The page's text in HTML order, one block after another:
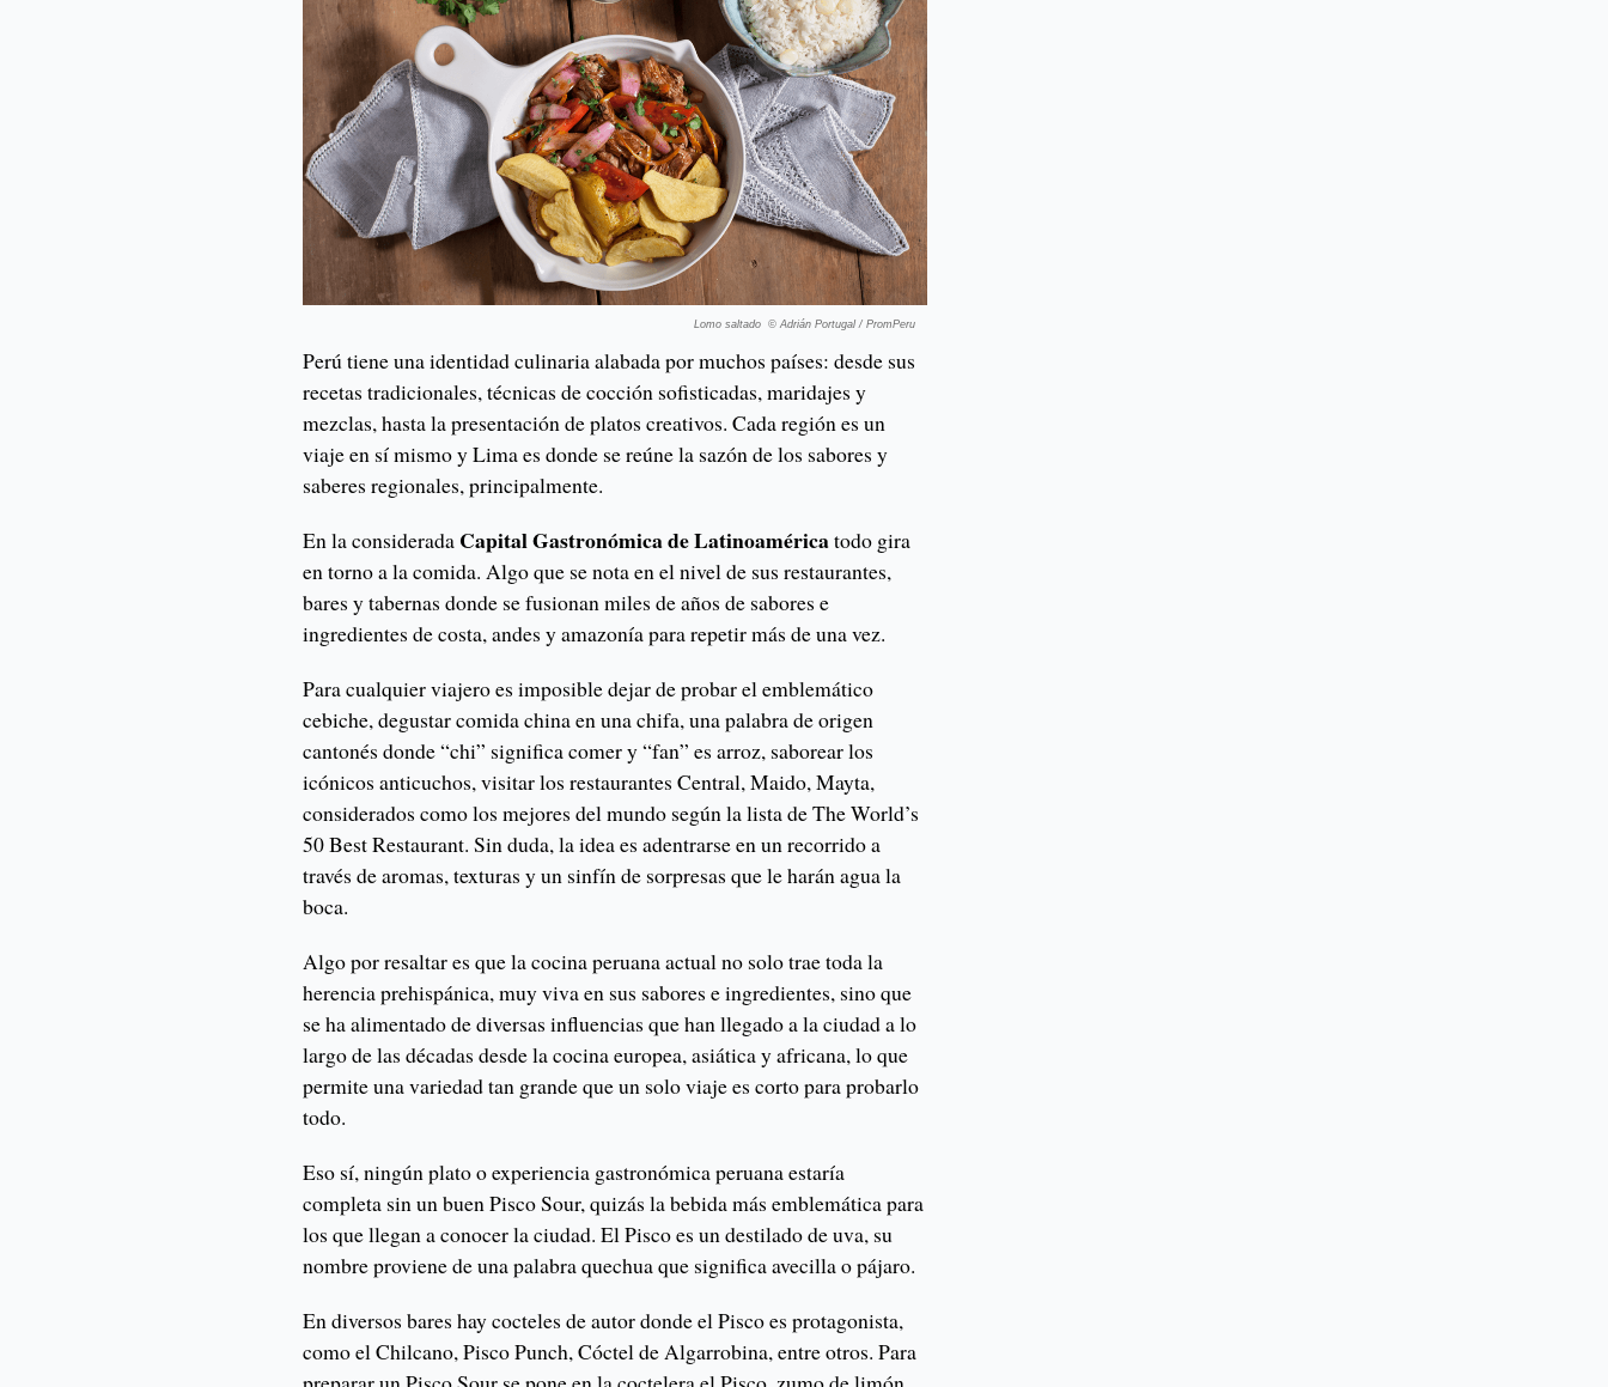
Lomo saltado © Adrián Portugal / PromPeru
Perú tiene una identidad culinaria alabada por muchos países: desde sus
recetas tradicionales, técnicas de cocción sofisticadas, maridajes y
mezclas, hasta la presentación de platos creativos. Cada región es un
viaje en sí mismo y Lima es donde se reúne la sazón de los sabores y
saberes regionales, principalmente.
En la considerada Capital Gastronómica de Latinoaméricatodo gira
en torno a la comida. Algo que se nota en el nivel de sus restaurantes,
bares y tabernas donde se fusionan miles de años de sabores e
ingredientes de costa, andes y amazonía para repetir más de una vez.
Para cualquier viajero es imposible dejar de probar el emblemático
cebiche, degustar comida china en una chifa, una palabra de origen
cantonés donde “chi” significa comer y “fan” es arroz, saborear los
icónicos anticuchos, visitar los restaurantes Central, Maido, Mayta,
considerados como los mejores del mundo según la lista de The World’s
50 Best Restaurant. Sin duda, la idea es adentrarse en un recorrido a
través de aromas, texturas y un sinfín de sorpresas que le harán agua la
boca.
Algo por resaltar es que la cocina peruana actual no solo trae toda la
herencia prehispánica, muy viva en sus sabores e ingredientes, sino que
se ha alimentado de diversas influencias que han llegado a la ciudad a lo
largo de las décadas desde la cocina europea, asiática y africana, lo que
permite una variedad tan grande que un solo viaje es corto para probarlo
todo.
Eso sí, ningún plato o experiencia gastronómica peruana estaría
completa sin un buen Pisco Sour, quizás la bebida más emblemática para
los que llegan a conocer la ciudad. El Pisco es un destilado de uva, su
nombre proviene de una palabra quechua que significa avecilla o pájaro.
En diversos bares hay cocteles de autor donde el Pisco es protagonista,
como el Chilcano, Pisco Punch, Cóctel de Algarrobina, entre otros. Para